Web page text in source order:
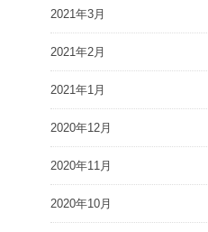
2021年3月
2021年2月
2021年1月
2020年12月
2020年11月
2020年10月